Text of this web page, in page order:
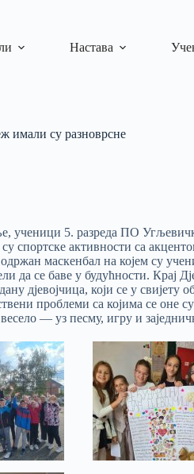
Настава
имали су разноврсне
ученици 5. разреда ПO
спортске активности са
маскенбал на којем су
да се баве у будућности. Крај
дјевојчица, који се у свијету
проблеми са којима се оне
— уз песму, игру и